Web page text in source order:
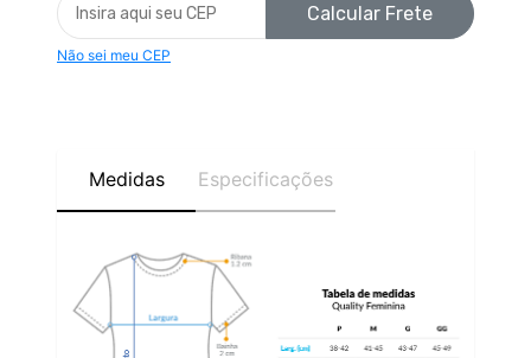
Calcular Frete
Não sei meu CEP
Medidas Especificações